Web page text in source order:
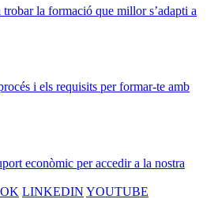
trobar la formació que millor s’adapti a
i els requisits per formar-te amb
econòmic per accedir a la nostra
LINKEDIN YOUTUBE